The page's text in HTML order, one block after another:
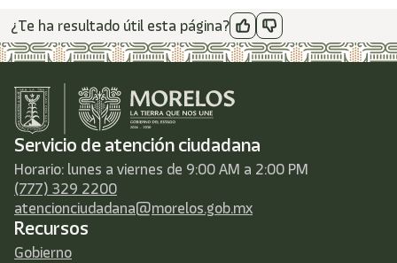
¿Te ha resultado útil esta página?
Servicio de atención ciudadana
Horario: lunes a viernes de 9:00 AM a 2:00 PM
(777) 329 2200
atencionciudadana@morelos.gob.mx
Recursos
Gobierno